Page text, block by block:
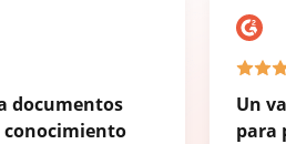
documentos
conocimiento
Un
para